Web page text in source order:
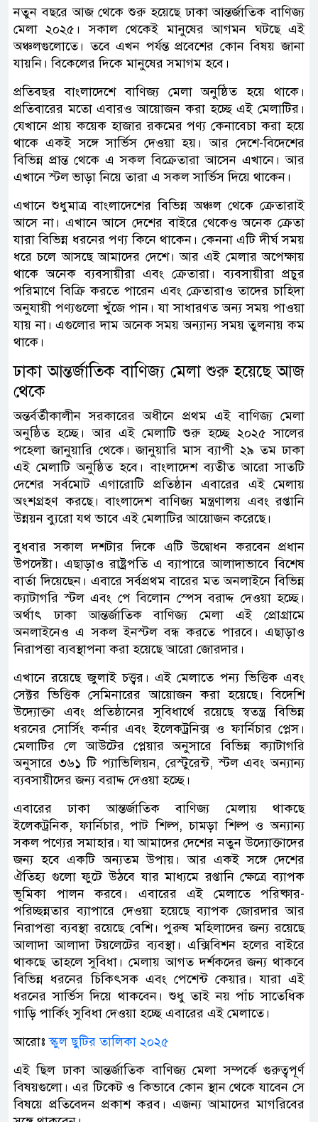
নতুন বছরে আজ থেকে শুরু হয়েছে ঢাকা আন্তর্জাতিক বাণিজ্য
মেলা ২০২৫। সকাল থেকেই মানুষের আগমন ঘটছে এই
অঞ্চলগুলোতে। তবে এখন পর্যন্ত প্রবেশের কোন বিষয় জানা
যায়নি। বিকেলের দিকে মানুষের সমাগম হবে।
প্রতিবছর বাংলাদেশে বাণিজ্য মেলা অনুষ্ঠিত হয়ে থাকে।
প্রতিবারের মতো এবারও আয়োজন করা হচ্ছে এই মেলাটির।
যেখানে প্রায় কয়েক হাজার রকমের পণ্য কেনাবেচা করা হয়ে
থাকে একই সঙ্গে সার্ভিস দেওয়া হয়। আর দেশে-বিদেশের
বিভিন্ন প্রান্ত থেকে এ সকল বিক্রেতারা আসেন এখানে। আর
এখানে স্টল ভাড়া নিয়ে তারা এ সকল সার্ভিস দিয়ে থাকেন।
এখানে শুধুমাত্র বাংলাদেশের বিভিন্ন অঞ্চল থেকে ক্রেতারাই
আসে না। এখানে আসে দেশের বাইরে থেকেও অনেক ক্রেতা
যারা বিভিন্ন ধরনের পণ্য কিনে থাকেন। কেননা এটি দীর্ঘ সময়
ধরে চলে আসছে আমাদের দেশে। আর এই মেলার অপেক্ষায়
থাকে অনেক ব্যবসায়ীরা এবং ক্রেতারা। ব্যবসায়ীরা প্রচুর
পরিমাণে বিক্রি করতে পারেন এবং ক্রেতারাও তাদের চাহিদা
অনুযায়ী পণ্যগুলো খুঁজে পান। যা সাধারণত অন্য সময় পাওয়া
যায় না। এগুলোর দাম অনেক সময় অন্যান্য সময় তুলনায় কম
থাকে।
ঢাকা আন্তর্জাতিক বাণিজ্য মেলা শুরু হয়েছে আজ
থেকে
অন্তর্বর্তীকালীন সরকারের অধীনে প্রথম এই বাণিজ্য মেলা
অনুষ্ঠিত হচ্ছে। আর এই মেলাটি শুরু হচ্ছে ২০২৫ সালের
পহেলা জানুয়ারি থেকে। জানুয়ারি মাস ব্যাপী ২৯ তম ঢাকা
এই মেলাটি অনুষ্ঠিত হবে। বাংলাদেশ ব্যতীত আরো সাতটি
দেশের সর্বমোট এগারোটি প্রতিষ্ঠান এবারের এই মেলায়
অংশগ্রহণ করছে। বাংলাদেশ বাণিজ্য মন্ত্রণালয় এবং রপ্তানি
উন্নয়ন ব্যুরো যথ ভাবে এই মেলাটির আয়োজন করেছে।
বুধবার সকাল দশটার দিকে এটি উদ্বোধন করবেন প্রধান
উপদেষ্টা। এছাড়াও রাষ্ট্রপতি এ ব্যাপারে আলাদাভাবে বিশেষ
বার্তা দিয়েছেন। এবারে সর্বপ্রথম বারের মত অনলাইনে বিভিন্ন
ক্যাটাগরি স্টল এবং পে বিলোন স্পেস বরাদ্দ দেওয়া হচ্ছে।
অর্থাৎ ঢাকা আন্তর্জাতিক বাণিজ্য মেলা এই প্রোগ্রামে
অনলাইনেও এ সকল ইনস্টল বন্ধ করতে পারবে। এছাড়াও
নিরাপত্তা ব্যবস্থাপনা করা হয়েছে আরো জোরদার।
এখানে রয়েছে জুলাই চত্ত্বর। এই মেলাতে পন্য ভিত্তিক এবং
সেক্টর ভিত্তিক সেমিনারের আয়োজন করা হয়েছে। বিদেশি
উদ্যোক্তা এবং প্রতিষ্ঠানের সুবিধার্থে রয়েছে স্বতন্ত্র বিভিন্ন
ধরনের সোর্সিং কর্নার এবং ইলেকট্রনিক্স ও ফার্নিচার প্লেস।
মেলাটির লে আউটের প্লেয়ার অনুসারে বিভিন্ন ক্যাটাগরি
অনুসারে ৩৬১ টি প্যাভিলিয়ন, রেস্টুরেন্ট, স্টল এবং অন্যান্য
ব্যবসায়ীদের জন্য বরাদ্দ দেওয়া হচ্ছে।
এবারের ঢাকা আন্তর্জাতিক বাণিজ্য মেলায় থাকছে
ইলেকট্রনিক, ফার্নিচার, পাট শিল্প, চামড়া শিল্প ও অন্যান্য
সকল পণ্যের সমাহার। যা আমাদের দেশের নতুন উদ্যোক্তাদের
জন্য হবে একটি অন্যতম উপায়। আর একই সঙ্গে দেশের
ঐতিহ্য গুলো ফুটে উঠবে যার মাধ্যমে রপ্তানি ক্ষেত্রে ব্যাপক
ভূমিকা পালন করবে। এবারের এই মেলাতে পরিষ্কার-
পরিচ্ছন্নতার ব্যাপারে দেওয়া হয়েছে ব্যাপক জোরদার আর
নিরাপত্তা ব্যবস্থা রয়েছে বেশি। পুরুষ মহিলাদের জন্য রয়েছে
আলাদা আলাদা টয়লেটের ব্যবস্থা। এক্সিবিশন হলের বাইরে
থাকছে তাহলে সুবিধা। মেলায় আগত দর্শকদের জন্য থাকবে
বিভিন্ন ধরনের চিকিৎসক এবং পেশেন্ট কেয়ার। যারা এই
ধরনের সার্ভিস দিয়ে থাকবেন। শুধু তাই নয় পাঁচ সাতেধিক
গাড়ি পার্কিং সুবিধা দেওয়া হচ্ছে এবারের এই মেলাতে।
আরোঃস্কুল ছুটির তালিকা ২০২৫
এই ছিল ঢাকা আন্তর্জাতিক বাণিজ্য মেলা সম্পর্কে গুরুত্বপূর্ণ
বিষয়গুলো। এর টিকেট ও কিভাবে কোন স্থান থেকে যাবেন সে
বিষয়ে প্রতিবেদন প্রকাশ করব। এজন্য আমাদের মাগরিবের